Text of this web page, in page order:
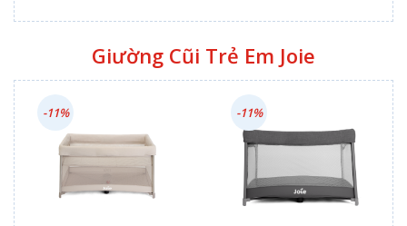
Giường Cũi Trẻ Em Joie
-11% -11%